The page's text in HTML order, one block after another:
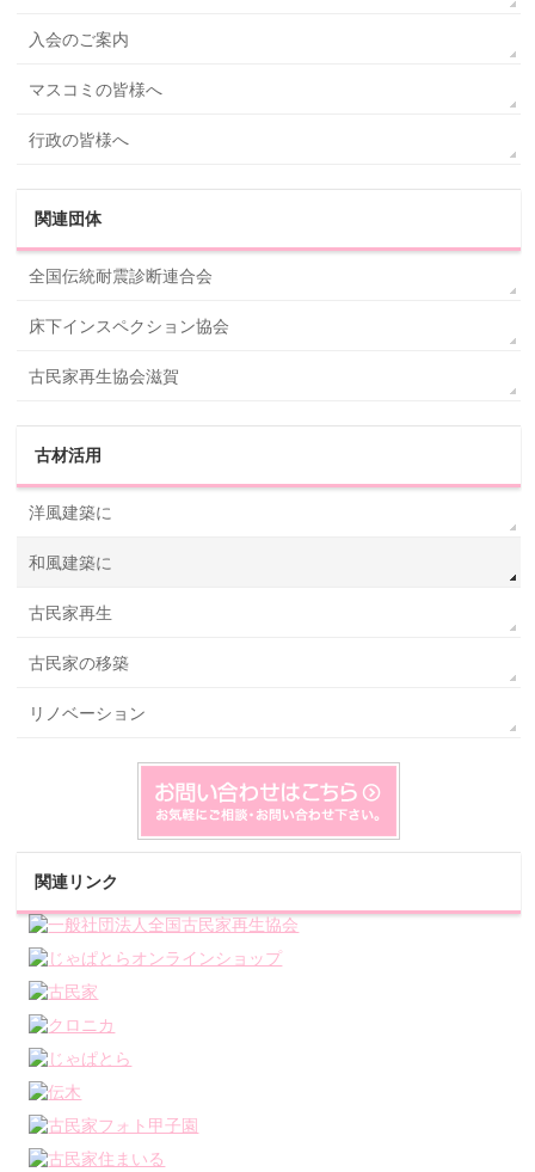
入会のご案内
マスコミの皆様へ
行政の皆様へ
関連団体
全国伝統耐震診断連合会
床下インスペクション協会
古民家再生協会滋賀
古材活用
洋風建築に
和風建築に
古民家再生
古民家の移築
リノベーション
関連リンク